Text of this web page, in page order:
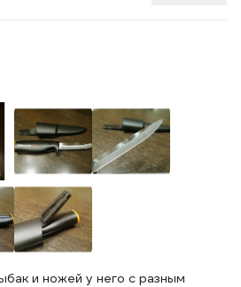
и ножей у него с разным